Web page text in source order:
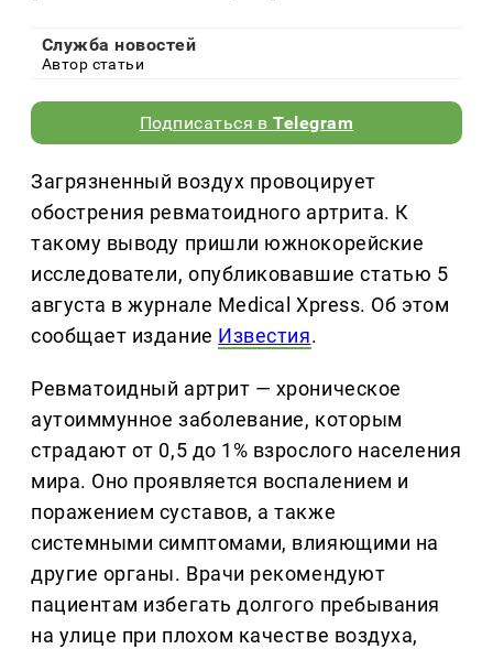
Служба новостей
Автор статьи
Подписаться вTelegram
Загрязненный воздух провоцирует
обострения ревматоидного артрита. К
такому выводу пришли южнокорейские
исследователи, опубликовавшие статью 5
августа в журнале Medical Xpress. Об этом
сообщает издание Известия.
Ревматоидный артрит — хроническое
аутоиммунное заболевание, которым
страдают от 0,5 до 1% взрослого населения
мира. Оно проявляется воспалением и
поражением суставов, а также
системными симптомами, влияющими на
другие органы. Врачи рекомендуют
пациентам избегать долгого пребывания
на улице при плохом качестве воздуха,